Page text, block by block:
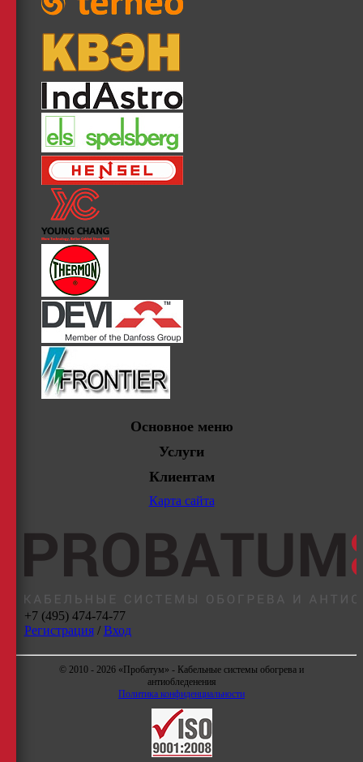
Основное меню
Услуги
Клиентам
Карта сайта
+7 (495) 474-74-77
Регистрация/ Вход
© 2010 - 2026 «Пробатум» - Кабельные системы обогрева и
антиобледенения
Политика конфиденциальности